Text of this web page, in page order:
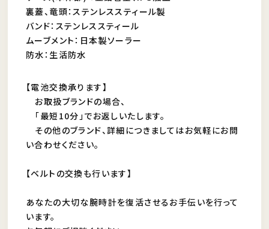
裏蓋、竜頭：ステンレススティール製
バンド：ステンレススティール
ムーブメント：日本製ソーラー
防水：生活防水
【電池交換承ります】
お取扱ブランドの場合、
「最短10分」でお返しいたします。
その他のブランド、詳細につきましてはお気軽にお問
い合わせください。
【ベルトの交換も行います】
あなたの大切な腕時計を復活させるお手伝いを行って
います。